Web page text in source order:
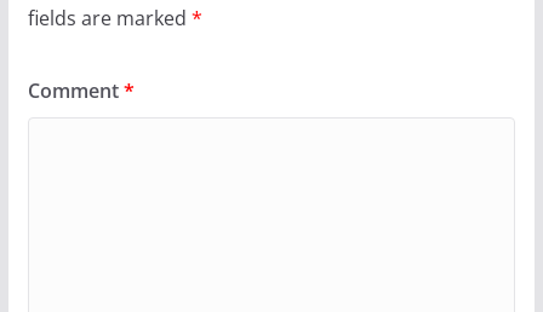
fields are marked *
Comment*